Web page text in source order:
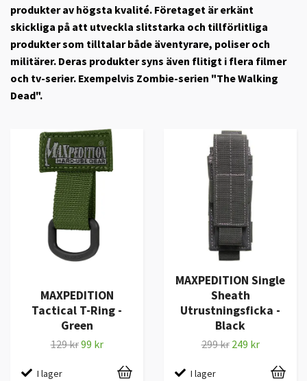
produkter av högsta kvalité. Företaget är erkänt
skickliga på att utveckla slitstarka och tillförlitliga
produkter som tilltalar både äventyrare, poliser och
militärer. Deras produkter syns även flitigt i flera filmer
och tv-serier. Exempelvis Zombie-serien "The Walking
Dead".
MAXPEDITION
Tactical T-Ring -
Green
129 kr99 kr
I lager
MAXPEDITION Single
Sheath
Utrustningsficka -
Black
299 kr 249 kr
I lager